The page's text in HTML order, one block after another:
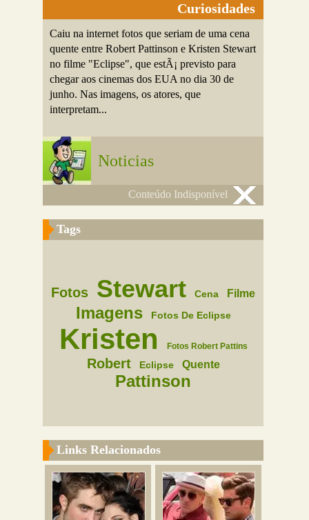
Curiosidades
Caiu na internet fotos que seriam de uma cena
quente entre Robert Pattinson e Kristen Stewart
no filme "Eclipse", que estÃ¡ previsto para
chegar aos cinemas dos EUA no dia 30 de
junho. Nas imagens, os atores, que
interpretam...
Noticias
Conteúdo Indisponível
Tags
Fotos Stewart Cena Filme
Imagens Fotos De Eclipse
Kristen Fotos Robert Pattins
Robert Eclipse Quente
Pattinson
Links Relacionados